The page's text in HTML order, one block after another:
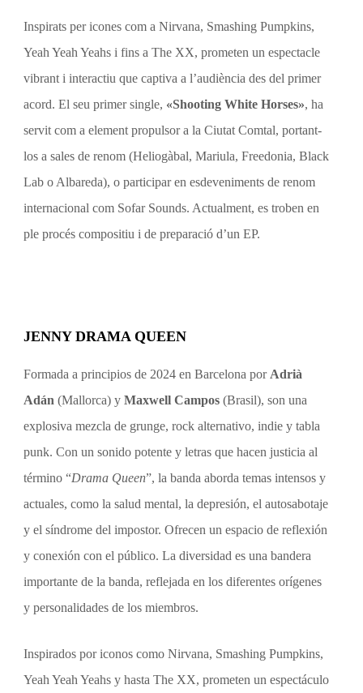
Inspirats per icones com a Nirvana, Smashing Pumpkins,
Yeah Yeah Yeahs i fins a The XX, prometen un espectacle
vibrant i interactiu que captiva a l’audiència des del primer
acord. El seu primer single, «Shooting White Horses», ha
servit com a element propulsor a la Ciutat Comtal, portant-
los a sales de renom (Heliogàbal, Mariula, Freedonia, Black
Lab o Albareda), o participar en esdeveniments de renom
internacional com Sofar Sounds. Actualment, es troben en
ple procés compositiu i de preparació d’un EP.
JENNY DRAMA QUEEN
Formada a principios de 2024 en Barcelona por Adrià
Adán (Mallorca) yMaxwell Campos (Brasil), son una
explosiva mezcla de grunge, rock alternativo, indie y tabla
punk. Con un sonido potente y letras que hacen justicia al
término “Drama Queen”, la banda aborda temas intensos y
actuales, como la salud mental, la depresión, el autosabotaje
y el síndrome del impostor. Ofrecen un espacio de reflexión
y conexión con el público. La diversidad es una bandera
importante de la banda, reflejada en los diferentes orígenes
y personalidades de los miembros.
Inspirados por iconos como Nirvana, Smashing Pumpkins,
Yeah Yeah Yeahs y hasta The XX, prometen un espectáculo